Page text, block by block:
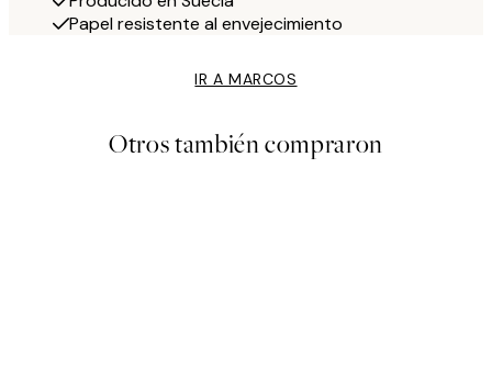
Papel resistente al envejecimiento
IR A MARCOS
Otros también compraron